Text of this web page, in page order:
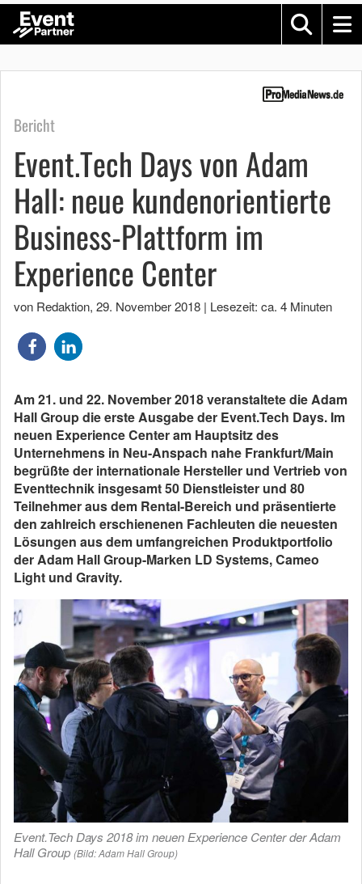
Bericht
Event.Tech Days von Adam
Hall: neue kundenorientierte
Business-Plattform im
Experience Center
von Redaktion, 29. November 2018 | Lesezeit: ca. 4 Minuten
Am 21. und 22. November 2018 veranstaltete die Adam
Hall Group die erste Ausgabe der Event.Tech Days. Im
neuen Experience Center am Hauptsitz des
Unternehmens in Neu-Anspach nahe Frankfurt/Main
begrüßte der internationale Hersteller und Vertrieb von
Eventtechnik insgesamt 50 Dienstleister und 80
Teilnehmer aus dem Rental-Bereich und präsentierte
den zahlreich erschienenen Fachleuten die neuesten
Lösungen aus dem umfangreichen Produktportfolio
der Adam Hall Group-Marken LD Systems, Cameo
Light und Gravity.
Event.Tech Days 2018 im neuen Experience Center der Adam
Hall Group (Bild: Adam Hall Group)